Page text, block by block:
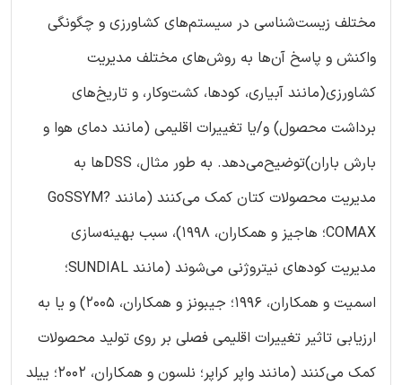
مختلف زیست‌شناسی در سیستم‌های کشاورزی و چگونگی
واکنش و پاسخ آن‌ها به روش‌های مختلف مدیریت
کشاورزی(مانند آبیاری، کودها، کشت‌و‌کار، و تاریخ‌های
برداشت محصول) و/یا تغییرات اقلیمی (مانند دمای هوا و
بارش باران)توضیح‌می‌دهد. به طور مثال، DSSها به
مدیریت محصولات کتان کمک می‌کنند (مانند GoSSYM?
COMAX؛ هاجیز و همکاران، 1998)، سبب بهینه‌سازی
مدیریت کودهای نیتروژنی می‌شوند (مانند SUNDIAL؛
اسمیت و همکاران، 1996؛ جیبونز و همکاران، 2005) و یا به
ارزیابی تاثیر تغییرات اقلیمی فصلی بر روی تولید محصولات
کمک می‌کنند (مانند واپر کراپر؛ نلسون و همکاران، 2002؛ ییلد